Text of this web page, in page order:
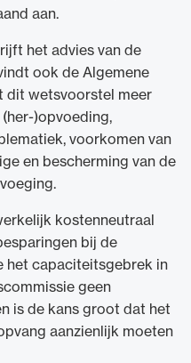
aan.
het advies van de
ook de Algemene
dit wetsvoorstel meer
)opvoeding,
voorkomen van
en bescherming van de
kostenneutraal
bij de
het capaciteitsgebrek in
geen
is de kans groot dat het
aanzienlijk moeten